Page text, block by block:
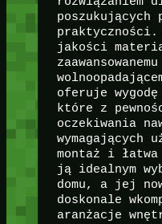
jakości
oferuje
które z
oczekiwania
wymagających
montaż i
ją idealnym
domu, a jej
doskonale
aranżacje